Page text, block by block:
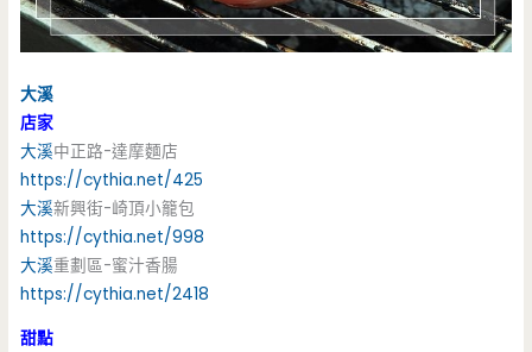
大溪
店家
大溪中正路-達摩麵店
https://cythia.net/425
大溪新興街-崎頂小籠包
https://cythia.net/998
大溪重劃區-蜜汁香腸
https://cythia.net/2418
甜點